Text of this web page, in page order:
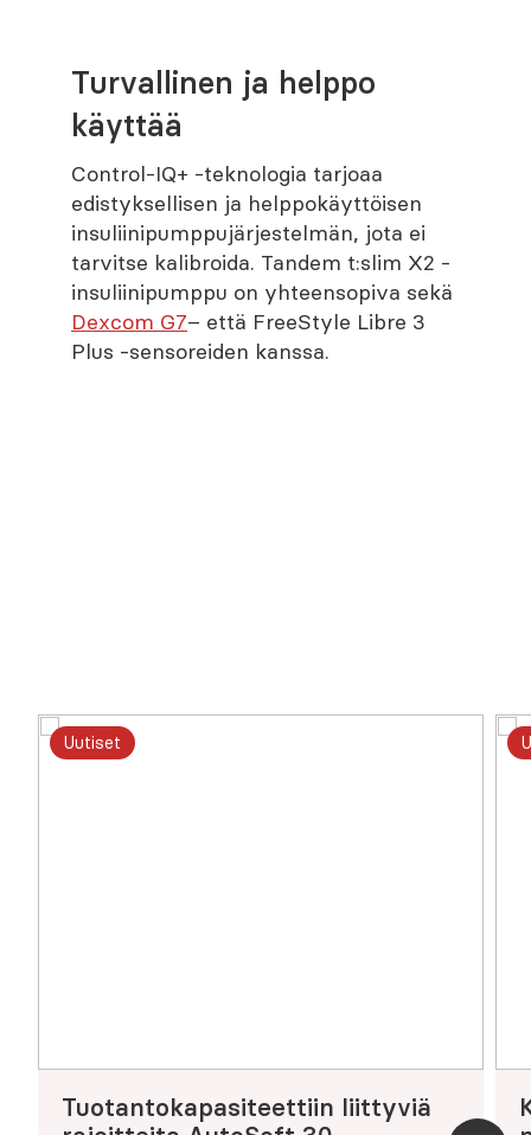
Turvallinen ja helppo
käyttää
Control-IQ+ -teknologia tarjoaa
edistyksellisen ja helppokäyttöisen
insuliinipumppujärjestelmän, jota ei
tarvitse kalibroida. Tandem t:slim X2 -
insuliinipumppu on yhteensopiva sekä
Dexcom G7– että FreeStyle Libre 3
Plus -sensoreiden kanssa.
Uutiset
Tuotantokapasiteettiin liittyviä